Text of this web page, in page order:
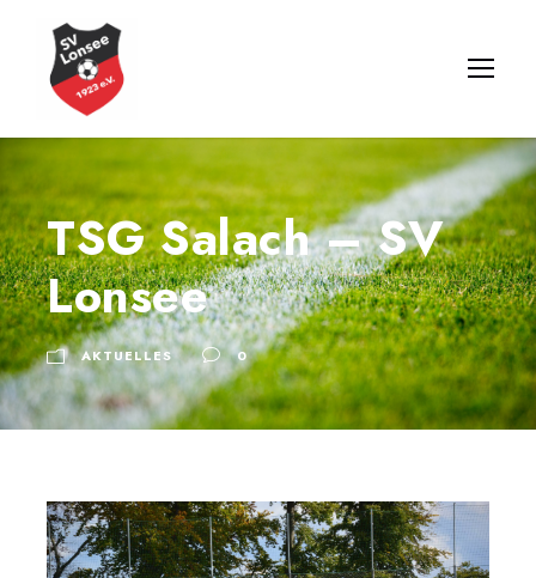
TSG Salach – SV
Lonsee
AKTUELLES 0